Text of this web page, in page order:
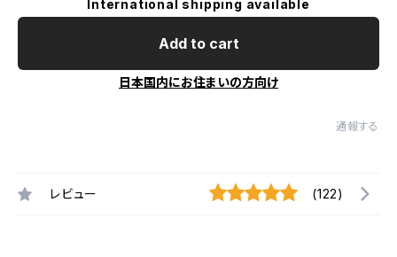
International shipping available
Add to cart
日本国内にお住まいの方向け
通報する
レビュー (122)